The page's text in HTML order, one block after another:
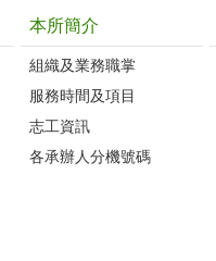
本所簡介
組織及業務職掌
服務時間及項目
志工資訊
各承辦人分機號碼